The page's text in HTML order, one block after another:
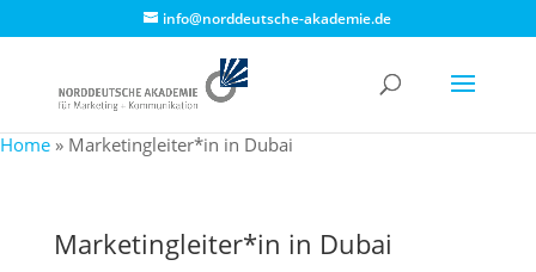
info@norddeutsche-akademie.de
Home » Marketingleiter*in in Dubai
Marketingleiter*in in Dubai